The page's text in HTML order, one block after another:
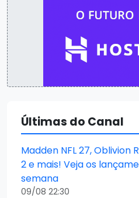
Últimas do Canal
Madden NFL 27,
2 e mais! Veja os
semana
09/08 22:30